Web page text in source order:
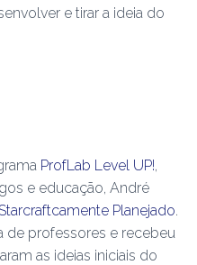
e tirar a ideia do
ProfLab Level UP!,
e educação, André
Starcraftcamente Planejado.
de professores e recebeu
as ideias iniciais do